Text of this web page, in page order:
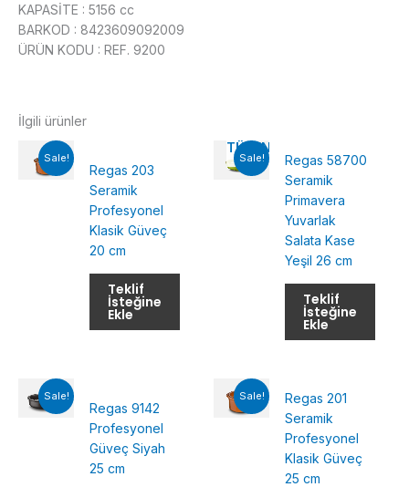
KAPASİTE : 5156 cc
BARKOD : 8423609092009
ÜRÜN KODU : REF. 9200
İlgili ürünler
Sale!
Regas 203
Seramik
Profesyonel
Klasik Güveç
20 cm
Teklif
İsteğine
Ekle
Sale!
TÜKENMIŞ
Regas 58700
Seramik
Primavera
Yuvarlak
Salata Kase
Yeşil 26 cm
Teklif
İsteğine
Ekle
Sale!
Regas 9142
Profesyonel
Güveç Siyah
25 cm
Sale!
Regas 201
Seramik
Profesyonel
Klasik Güveç
25 cm